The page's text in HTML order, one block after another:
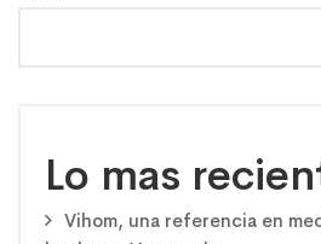
Lo mas
Vihom, una referencia en